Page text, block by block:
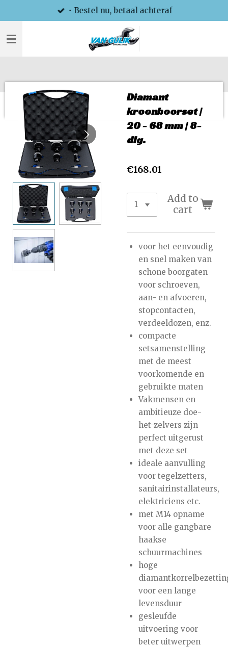
to
main
• Bestel nu, betaal achteraf
Diamant
kroonboorset |
20 - 68 mm | 8-
dlg.
€168.01
Add to
cart
voor het eenvoudig
en snel maken van
schone boorgaten
voor schroeven,
aan- en afvoeren,
stopcontacten,
verdeeldozen, enz.
compacte
setsamenstelling
met de meest
voorkomende en
gebruikte maten
Vakmensen en
ambitieuze doe-
het-zelvers zijn
perfect uitgerust
met deze set
ideale aanvulling
voor tegelzetters,
sanitairinstallateurs,
elektriciens etc.
met M14 opname
voor alle gangbare
haakse
schuurmachines
hoge
voor een lange
levensduur
gesleufde
uitvoering voor
beter uitwerpen